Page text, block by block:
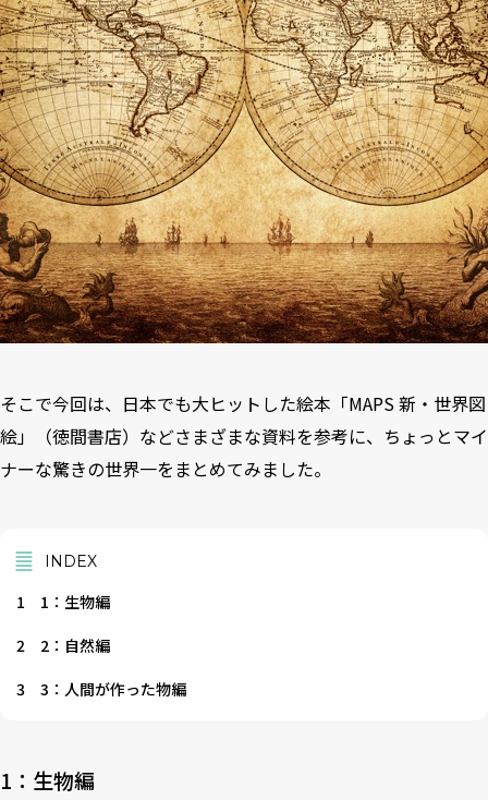
そこで今回は、日本でも大ヒットした絵本「MAPS 新・世界図
絵」（徳間書店）などさまざまな資料を参考に、ちょっとマイ
ナーな驚きの世界一をまとめてみました。
INDEX
1
1：生物編
2
2：自然編
3
3：人間が作った物編
1：生物編